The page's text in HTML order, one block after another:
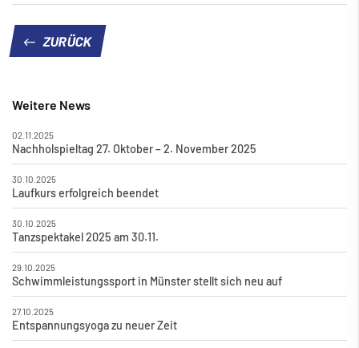
ZURÜCK
Weitere News
02.11.2025
Nachholspieltag 27. Oktober – 2. November 2025
30.10.2025
Laufkurs erfolgreich beendet
30.10.2025
Tanzspektakel 2025 am 30.11.
29.10.2025
Schwimmleistungssport in Münster stellt sich neu auf
27.10.2025
Entspannungsyoga zu neuer Zeit